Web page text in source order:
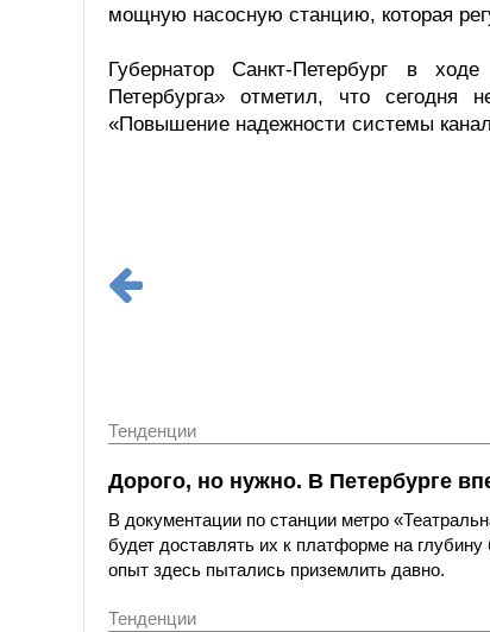
мощную насосную станцию, которая
Губернатор Санкт-Петербург в
Петербурга» отметил, что сегодня
«Повышение надежности системы
Тенденции
Дорого, но нужно. В Петербурге
В документации по станции метро
будет доставлять их к платформе на
опыт здесь пытались приземлить давно.
Тенденции